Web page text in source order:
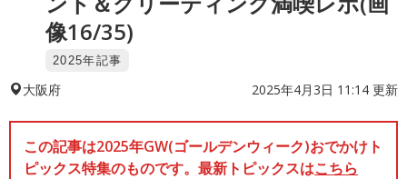
像16/35)
2025年記事
大阪府 2025年4月3日 11:14 更新
この記事は2025年GW(ゴールデンウィーク)おでかけト
ピックス特集のものです。最新トピックスはこちら